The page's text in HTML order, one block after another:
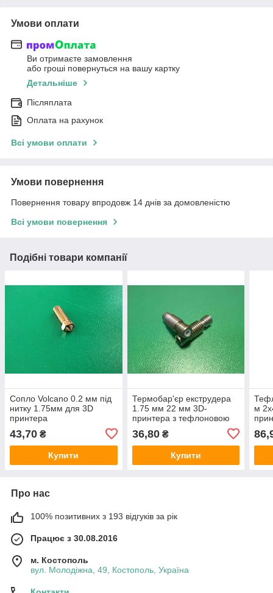
Умови оплати
Ви отримаєте замовлення
або гроші повернуться на вашу картку
Детальніше
Післяплата
Оплата на рахунок
Всі умови оплати
Умови повернення
Повернення товару впродовж 14 днів за домовленістю
Всі умови повернення
Подібні товари компанії
Сопло Volcano 0.2 мм під
нитку 1.75мм для 3D
принтера
43,70 ₴
Купити
Термобар'єр екструдера
1.75 мм 22 мм 3D-
принтера з тефлоновою
36,80₴
Купити
м
Про нас
100% позитивних з 193 відгуків за рік
Працює з 30.08.2016
м. Костополь
вул. Молодіжна, 49, Костополь, Україна